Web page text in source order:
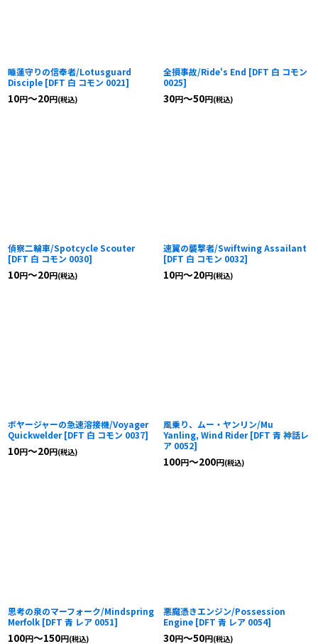
睡蓮守りの信奉者/Lotusguard
Disciple [DFT 白 コモン 0021]
10円～20円(税込)
全損事故/Ride's End [DFT 白 コモン
0025]
30円～50円(税込)
偵察二輪車/Spotcycle Scouter
[DFT 白 コモン 0030]
10円～20円(税込)
速翼の襲撃者/Swiftwing Assailant
[DFT 白 コモン 0032]
10円～20円(税込)
ボヤージャーの急速溶接機/Voyager
Quickwelder [DFT 白 コモン 0037]
10円～20円(税込)
風乗り、ムー・ヤンリン/Mu
Yanling, Wind Rider [DFT 青 神話レ
ア 0052]
100円～200円(税込)
思考の泉のマーフォーク/Mindspring
Merfolk [DFT 青 レア 0051]
100円～150円(税込)
悪魔憑きエンジン/Possession
Engine [DFT 青 レア 0054]
30円～50円(税込)